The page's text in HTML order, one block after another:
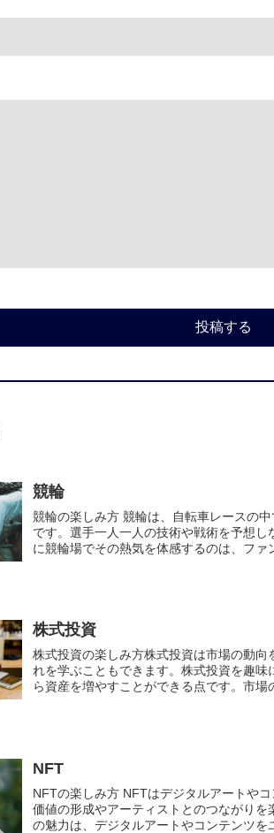
競輪
競輪の楽しみ方 競輪は、自転車レースの
です。選手一人一人の技術や戦術を予想
に競輪場でその熱気を体感するのは、ファ
株式投資
株式投資の楽しみ方株式投資は市場の動
れを学ぶこともできます。株式投資を趣
ら資産を増やすことができる点です。市
NFT
NFTの楽しみ方 NFTはデジタルアートや
価値の形成やアーティストとのつながり
の魅力は、デジタルアートやコンテンツを